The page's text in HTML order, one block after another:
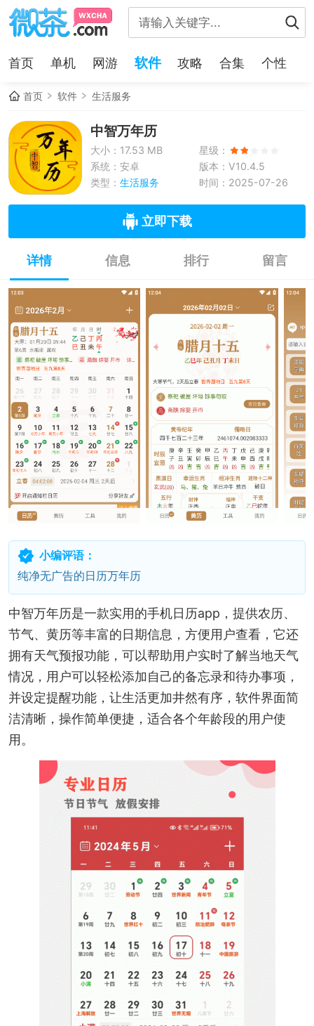
首页 单机 网游 软件 攻略 合集 个性
首页 软件 生活服务
中智万年历
大小：17.53 MB
星级：
系统：安卓
版本：V10.4.5
类型： 生活服务 时间：2025-07-26
立即下载
详情 信息 排行 留言
小编评语：
纯净无广告的日历万年历
中智万年历是一款实用的手机日历app，提供农历、
节气、黄历等丰富的日期信息，方便用户查看，它还
拥有天气预报功能，可以帮助用户实时了解当地天气
情况，用户可以轻松添加自己的备忘录和待办事项，
并设定提醒功能，让生活更加井然有序，软件界面简
洁清晰，操作简单便捷，适合各个年龄段的用户使
用。